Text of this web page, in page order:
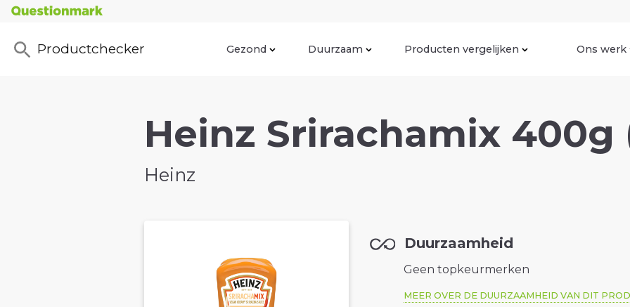
Productchecker Gezond Duurzaam Producten vergelijken Ons werk
Heinz Srirachamix 400g
Heinz
Duurzaamheid
Geen topkeurmerken
MEER OVER DE DUURZAAMHEID VAN DIT